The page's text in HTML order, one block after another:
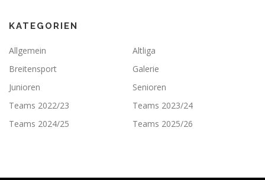
KATEGORIEN
Allgemein
Altliga
Breitensport
Galerie
Junioren
Senioren
Teams 2022/23
Teams 2023/24
Teams 2024/25
Teams 2025/26